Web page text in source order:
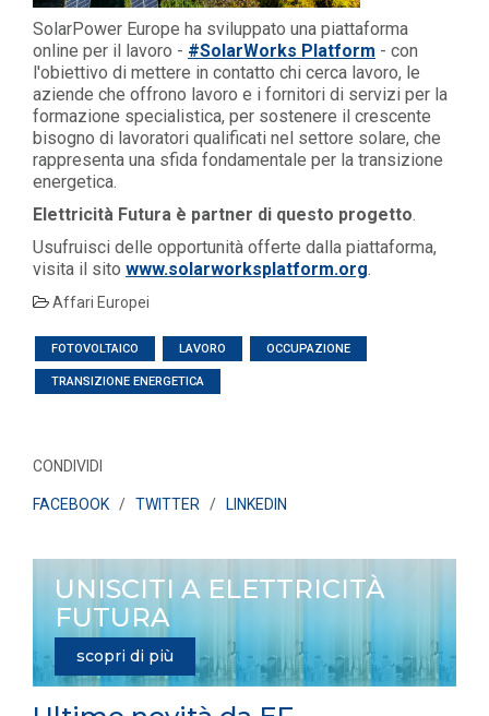
SolarPower Europe ha sviluppato una piattaforma
online per il lavoro - #SolarWorks Platform - con
l'obiettivo di mettere in contatto chi cerca lavoro, le
aziende che offrono lavoro e i fornitori di servizi per la
formazione specialistica, per sostenere il crescente
bisogno di lavoratori qualificati nel settore solare, che
rappresenta una sfida fondamentale per la transizione
energetica.
Elettricità Futura è partner di questo progetto.
Usufruisci delle opportunità offerte dalla piattaforma,
visita il sito www.solarworksplatform.org.
Affari Europei
FOTOVOLTAICO LAVORO OCCUPAZIONE
TRANSIZIONE ENERGETICA
CONDIVIDI
FACEBOOK / TWITTER / LINKEDIN
UNISCITI A ELETTRICITÀ
FUTURA
scopri di più